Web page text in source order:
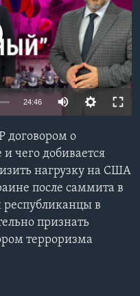
available
24:46
договором о
чего добивается
нагрузку на США
после саммита в
в
признать
терроризма